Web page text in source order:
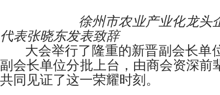
徐州市农业产业化龙头企
代表张晓东发表致辞
大会举行了隆重的新晋副会长单
副会长单位分批上台，由商会资深前
共同见证了这一荣耀时刻。